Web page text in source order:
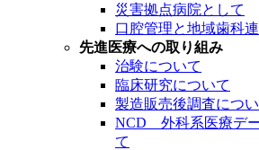
災害拠点病院として
口腔管理と地域歯科
先進医療への取り組み
治験について
臨床研究について
製造販売後調査につ
NCD 外科系医療デ
て